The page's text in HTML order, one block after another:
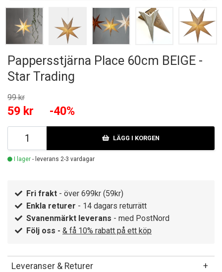
Pappersstjärna Place 60cm BEIGE -
Star Trading
99 kr
59 kr -40%
LÄGG I KORGEN
I lager - leverans 2-3 vardagar
Fri frakt - över 699kr (59kr)
Enkla returer - 14 dagars returrätt
Svanenmärkt leverans - med PostNord
Följ oss - & få 10% rabatt på ett köp
Leveranser & Returer